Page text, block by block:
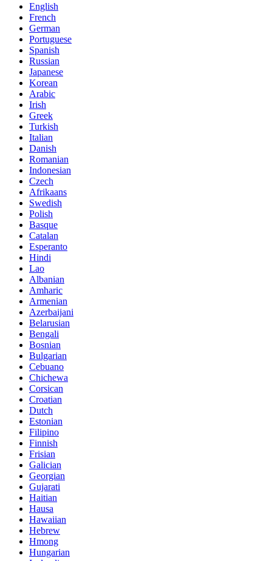
English
French
German
Portuguese
Spanish
Russian
Japanese
Korean
Arabic
Irish
Greek
Turkish
Italian
Danish
Romanian
Indonesian
Czech
Afrikaans
Swedish
Polish
Basque
Catalan
Esperanto
Hindi
Lao
Albanian
Amharic
Armenian
Azerbaijani
Belarusian
Bengali
Bosnian
Bulgarian
Cebuano
Chichewa
Corsican
Croatian
Dutch
Estonian
Filipino
Finnish
Frisian
Galician
Georgian
Gujarati
Haitian
Hausa
Hawaiian
Hebrew
Hmong
Hungarian